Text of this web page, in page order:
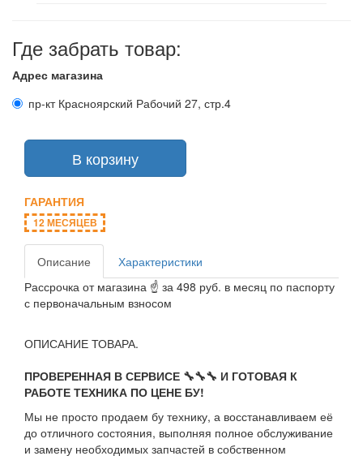
Где забрать товар:
Адрес магазина
пр-кт Красноярский Рабочий 27, стр.4
В корзину
ГАРАНТИЯ
12 МЕСЯЦЕВ
Описание
Характеристики
Рассрочка от магазина ☝ за 498 руб. в месяц по паспорту
с первоначальным взносом
ОПИСАНИЕ ТОВАРА.
ПРОВЕРЕННАЯ В СЕРВИСЕ 🔧🔧🔧 И ГОТОВАЯ К
РАБОТЕ ТЕХНИКА ПО ЦЕНЕ БУ!
Мы не просто продаем бу технику, а восстанавливаем её
до отличного состояния, выполняя полное обслуживание
и замену необходимых запчастей в собственном